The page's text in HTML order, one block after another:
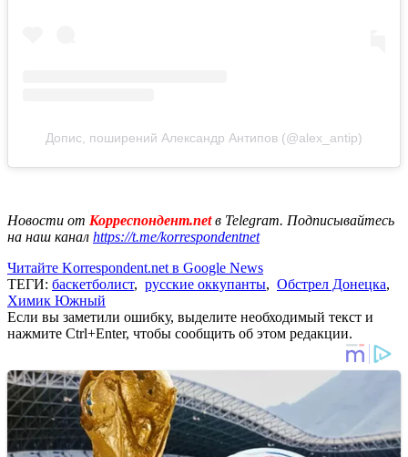
Допис, поширений Александр Антипов (@alex_antip)
Новости от Корреспондент.netв Telegram. Подписывайтесь
на наш канал https://t.me/korrespondentnet
Читайте Korrespondent.net в Google News
ТЕГИ: баскетболист, русские оккупанты, Обстрел Донецка,
Химик Южный
Если вы заметили ошибку, выделите необходимый текст и
нажмите Ctrl+Enter, чтобы сообщить об этом редакции.